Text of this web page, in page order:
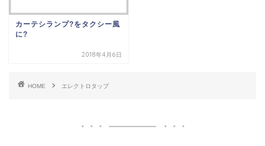
カーテシランプ?をタクシー風
に?
2018年4月6日
HOME エレクトロタップ